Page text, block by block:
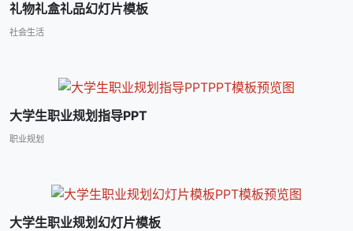
礼物礼盒礼品幻灯片模板
社会生活
大学生职业规划指导PPT
职业规划
大学生职业规划幻灯片模板